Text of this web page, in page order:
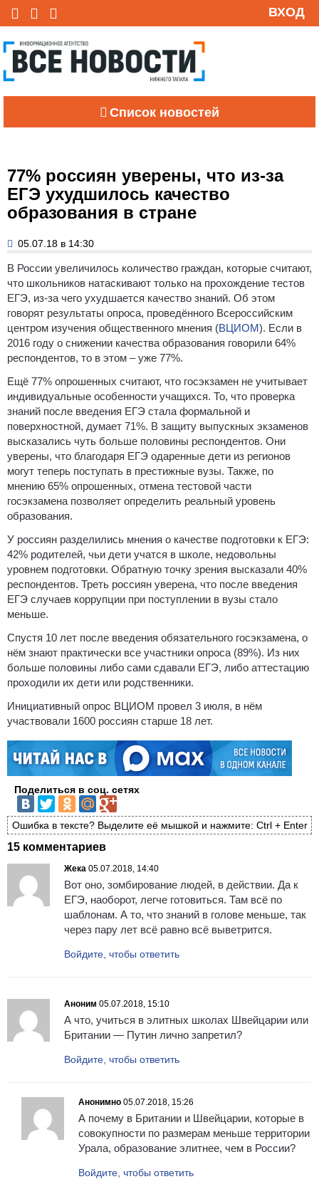
ВХОД
Список новостей
77% россиян уверены, что из-за
ЕГЭ ухудшилось качество
образования в стране
05.07.18 в 14:30
В России увеличилось количество граждан, которые считают,
что школьников натаскивают только на прохождение тестов
ЕГЭ, из-за чего ухудшается качество знаний. Об этом
говорят результаты опроса, проведённого Всероссийским
центром изучения общественного мнения (ВЦИОМ). Если в
2016 году о снижении качества образования говорили 64%
респондентов, то в этом – уже 77%.
Ещё 77% опрошенных считают, что госэкзамен не учитывает
индивидуальные особенности учащихся. То, что проверка
знаний после введения ЕГЭ стала формальной и
поверхностной, думает 71%. В защиту выпускных экзаменов
высказались чуть больше половины респондентов. Они
уверены, что благодаря ЕГЭ одаренные дети из регионов
могут теперь поступать в престижные вузы. Также, по
мнению 65% опрошенных, отмена тестовой части
госэкзамена позволяет определить реальный уровень
образования.
У россиян разделились мнения о качестве подготовки к ЕГЭ:
42% родителей, чьи дети учатся в школе, недовольны
уровнем подготовки. Обратную точку зрения высказали 40%
респондентов. Треть россиян уверена, что после введения
ЕГЭ случаев коррупции при поступлении в вузы стало
меньше.
Спустя 10 лет после введения обязательного госэкзамена, о
нём знают практически все участники опроса (89%). Из них
больше половины либо сами сдавали ЕГЭ, либо аттестацию
проходили их дети или родственники.
Инициативный опрос ВЦИОМ провел 3 июля, в нём
участвовали 1600 россиян старше 18 лет.
Поделиться в соц. сетях
Ошибка в тексте? Выделите её мышкой и нажмите: Ctrl + Enter
15 комментариев
Жека 05.07.2018, 14:40
Вот оно, зомбирование людей, в действии. Да к
ЕГЭ, наоборот, легче готовиться. Там всё по
шаблонам. А то, что знаний в голове меньше, так
через пару лет всё равно всё выветрится.
Войдите, чтобы ответить
Аноним 05.07.2018, 15:10
А что, учиться в элитных школах Швейцарии или
Британии — Путин лично запретил?
Войдите, чтобы ответить
Анонимно 05.07.2018, 15:26
А почему в Британии и Швейцарии, которые в
совокупности по размерам меньше территории
Урала, образование элитнее, чем в России?
Войдите, чтобы ответить